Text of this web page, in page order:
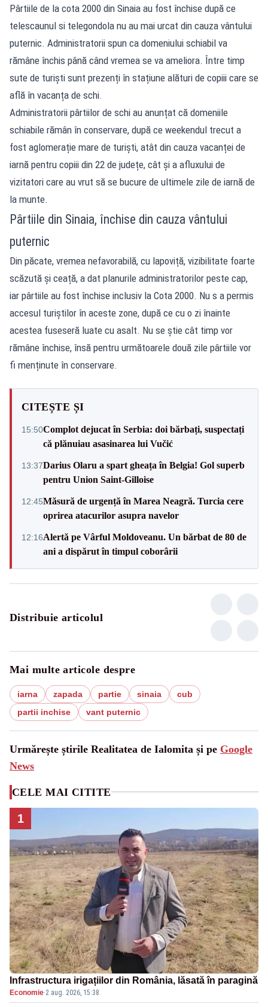
Pârtiile de la cota 2000 din Sinaia au fost închise după ce
telescaunul si telegondola nu au mai urcat din cauza vântului
puternic. Administratorii spun ca domeniului schiabil va
rămâne închis până când vremea se va ameliora. Între timp
sute de turiști sunt prezenți în stațiune alături de copiii care se
află în vacanța de schi.
Administratorii pârtiilor de schi au anunțat că domeniile
schiabile rămân în conservare, după ce weekendul trecut a
fost aglomerație mare de turiști, atât din cauza vacanței de
iarnă pentru copiii din 22 de județe, cât și a afluxului de
vizitatori care au vrut să se bucure de ultimele zile de iarnă de
la munte.
Pârtiile din Sinaia, închise din cauza vântului
puternic
Din păcate, vremea nefavorabilă, cu lapoviță, vizibilitate foarte
scăzută și ceață, a dat planurile administratorilor peste cap,
iar pârtiile au fost închise inclusiv la Cota 2000. Nu s a permis
accesul turiștilor în aceste zone, după ce cu o zi înainte
acestea fuseseră luate cu asalt. Nu se știe cât timp vor
rămâne închise, însă pentru următoarele două zile pârtiile vor
fi menținute în conservare.
CITEȘTE ȘI
15:50Complot dejucat în Serbia: doi bărbați, suspectați
că plănuiau asasinarea lui Vučić
13:37Darius Olaru a spart gheața în Belgia! Gol superb
pentru Union Saint-Gilloise
12:45Măsură de urgență în Marea Neagră. Turcia cere
oprirea atacurilor asupra navelor
12:16Alertă pe Vârful Moldoveanu. Un bărbat de 80 de
ani a dispărut în timpul coborârii
Distribuie articolul
Mai multe articole despre
iarna zapada partie sinaia
cub
partii inchise
vant puternic
Urmărește știrile Realitatea de Ialomita și pe Google
News
CELE MAI CITITE
1
Infrastructura irigațiilor din România, lăsată în paragină
Economie·2 aug. 2026, 15:38